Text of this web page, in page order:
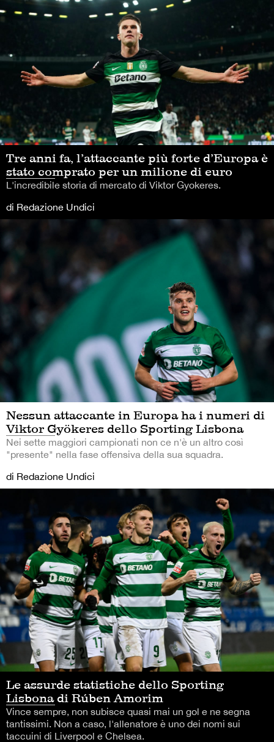
Tre anni fa, l’attaccante più forte d’Europa è
stato comprato per un milione di euro
L'incredibile storia di mercato di Viktor Gyokeres.
di Redazione Undici
Nessun attaccante in Europa ha i numeri di
Viktor Gyökeres dello Sporting Lisbona
Nei sette maggiori campionati non ce n'è un altro così
"presente" nella fase offensiva della sua squadra.
di Redazione Undici
Le assurde statistiche dello Sporting
Lisbona di Rúben Amorim
Vince sempre, non subisce quasi mai un gol e ne segna
tantissimi. Non a caso, l'allenatore è uno dei nomi sui
taccuini di Liverpool e Chelsea.